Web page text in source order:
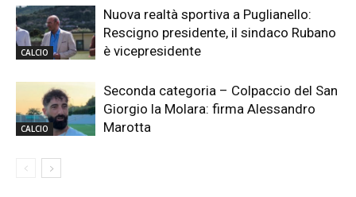
CALCIO
Nuova realtà sportiva a Puglianello:
Rescigno presidente, il sindaco Rubano
è vicepresidente
CALCIO
Seconda categoria – Colpaccio del San
Giorgio la Molara: firma Alessandro
Marotta